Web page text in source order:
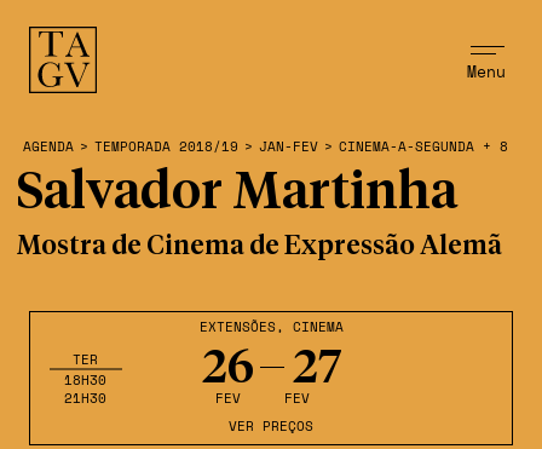
Menu
EXTENSÕES, CINEMA
26
FEV
27
FEV
TER
18H30
21H30
VER PREÇOS
AGENDA > TEMPORADA 2018/19 > JAN-FEV > CINEMA-A-SEGUNDA + 8
Salvador Martinha
Mostra de Cinema de Expressão Alemã